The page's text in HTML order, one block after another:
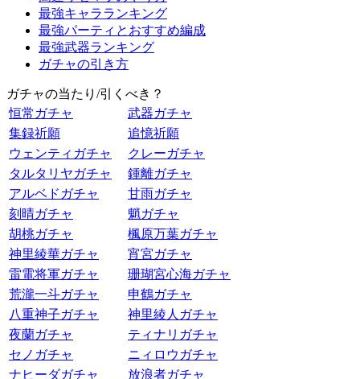
最強キャラランキング
最強パーティとおすすめ編成
最強武器ランキング
ガチャの引き方
ガチャの当たり/引くべき？
恒常ガチャ
武器ガチャ
集録祈願
追憶祈願
ウェンティガチャ
クレーガチャ
タルタリヤガチャ
鍾離ガチャ
アルベドガチャ
甘雨ガチャ
刻晴ガチャ
魈ガチャ
胡桃ガチャ
楓原万葉ガチャ
神里綾華ガチャ
宵宮ガチャ
雷電将軍ガチャ
珊瑚宮心海ガチャ
荒瀧一斗ガチャ
申鶴ガチャ
八重神子ガチャ
神里綾人ガチャ
夜蘭ガチャ
ティナリガチャ
セノガチャ
ニィロウガチャ
ナヒーダガチャ
放浪者ガチャ